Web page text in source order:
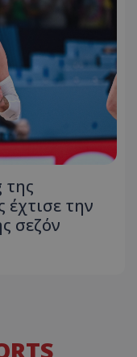
της
έχτισε την
σεζόν